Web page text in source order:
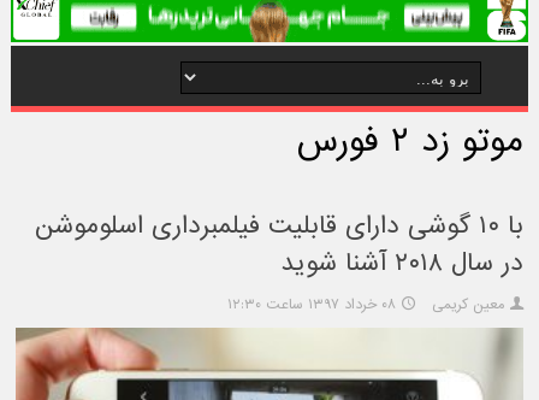
موتو زد ۲ فورس
با ۱۰ گوشی دارای قابلیت فیلمبرداری اسلوموشن
در سال ۲۰۱۸ آشنا شوید
معین کریمی ۰۸ خرداد ۱۳۹۷ ساعت ۱۲:۳۰